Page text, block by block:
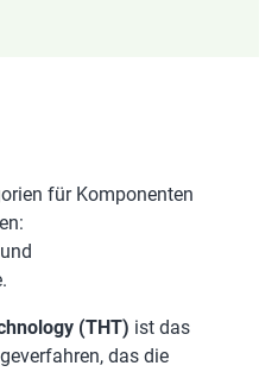
für Komponenten
(THT) ist das
das die